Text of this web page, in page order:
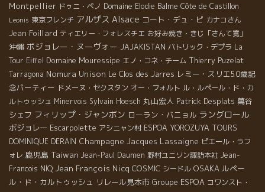
Montpellier ドゥニ・ペノ Domaine Elodie Balme Côte de Castillon
Leonis 東京フレンチ アルザス Alsace コート・デュ・ピ カナコさん
Jean Foillard ティエリー・フォレスチエ お好み焼き・きじ「さんて寛」
沖縄 ボジョレー・ヌーヴォー JAJAKISTAN パトリック・デプラ La
Tour Eiffel Domaine Mouressipe エノ・コネ・チーム Thierry Puzelat
Tarragona Nomura Unison Le Clos des Jarres レミー・スリエ50歳記
念パーティー ドメーヌ・セクスタン オー・フォルト ル・ルペール・ド・カ
ルトゥッシュ Minervois Sylvain Hoesch 丸山宏人 Patrick Desplats 萬谷
シェフ フィリップ・ジャンボン ローラン・バニョル ラングロール
ボジョレー Escarpolette アシニャン村 ESPOA YOROZUYA TOURS
DOMINIQUE DERAIN Champagne Jacques Lassaigne ピエール・ラフ
ォレ 鹿児島 Taiwan Jean-Paul Daumen 野村ユニソン諏訪本社 Jean-
Francois NIQ Jean François Nicq COSMIC シードル OSAKA ルペー
ル・ド・カルトゥッシュ リレール見本市 Groupe ESPOA コワンスト・